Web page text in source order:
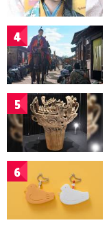
4
5
6